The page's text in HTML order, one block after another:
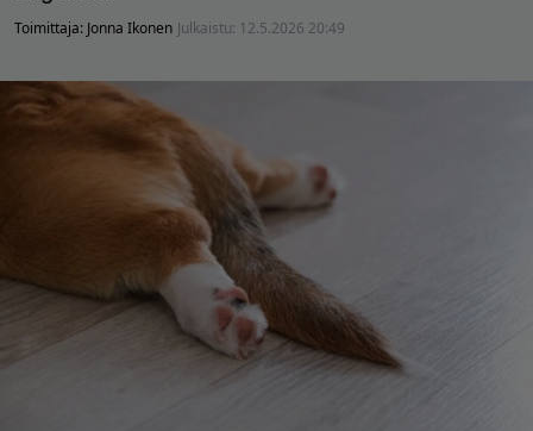
Toimittaja: Jonna Ikonen Julkaistu: 12.5.2026 20:49